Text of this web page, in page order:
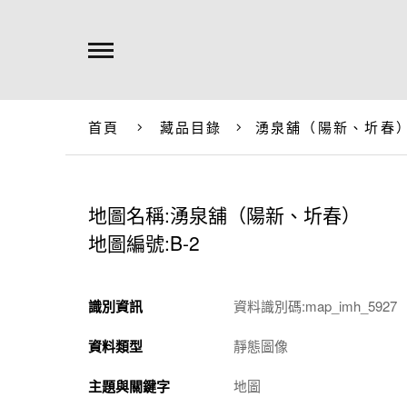
首頁 藏品目錄 湧泉舖（陽新、圻春
地圖名稱:湧泉舖（陽新、圻春）
地圖編號:B-2
識別資訊 資料識別碼:map_imh_5927
資料類型 靜態圖像
主題與關鍵字 地圖